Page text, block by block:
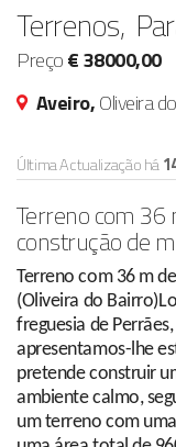
Terrenos,
Preço€ 38000,00
Aveiro,Oliveira
Última Actualização há
Terreno com
construção de
Terreno com 36 m
(Oliveira do
freguesia de
apresentamos-lhe
pretende construir
ambiente calmo,
um terreno com